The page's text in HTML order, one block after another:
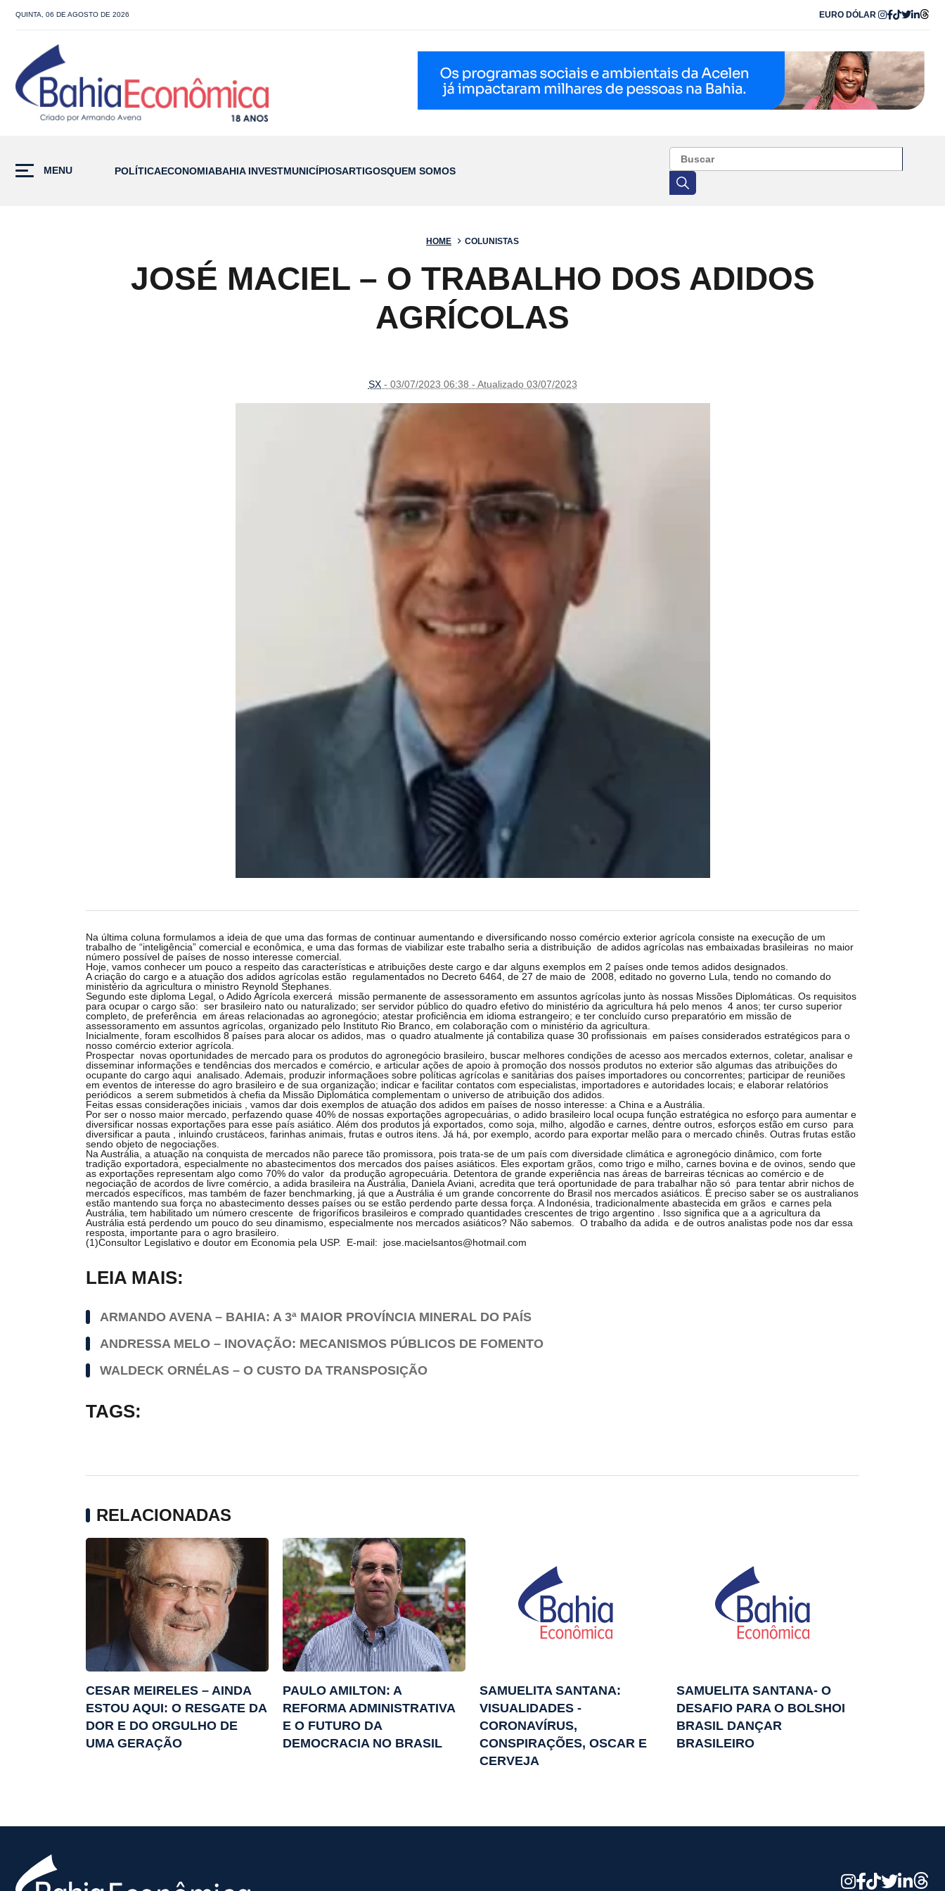
QUINTA, 06 DE AGOSTO DE 2026 EURO DÓLAR
MENU POLÍTICAECONOMIABAHIA INVESTMUNICÍPIOSARTIGOSQUEM SOMOS
HOME COLUNISTAS
JOSÉ MACIEL – O TRABALHO DOS ADIDOS
AGRÍCOLAS
SX- 03/07/2023 06:38 - Atualizado 03/07/2023
Na última coluna formulamos a ideia de que uma das formas de continuar aumentando e diversificando nosso comércio exterior agrícola consiste na execução de um
trabalho de “inteligência” comercial e econômica, e uma das formas de viabilizar este trabalho seria a distribuição de adidos agrícolas nas embaixadas brasileiras no maior
número possível de países de nosso interesse comercial.
Hoje, vamos conhecer um pouco a respeito das características e atribuições deste cargo e dar alguns exemplos em 2 países onde temos adidos designados.
A criação do cargo e a atuação dos adidos agrícolas estão regulamentados no Decreto 6464, de 27 de maio de 2008, editado no governo Lula, tendo no comando do
ministério da agricultura o ministro Reynold Stephanes.
Segundo este diploma Legal, o Adido Agrícola exercerá missão permanente de assessoramento em assuntos agrícolas junto às nossas Missões Diplomáticas. Os requisitos
para ocupar o cargo são: ser brasileiro nato ou naturalizado; ser servidor público do quadro efetivo do ministério da agricultura há pelo menos 4 anos; ter curso superior
completo, de preferência em áreas relacionadas ao agronegócio; atestar proficiência em idioma estrangeiro; e ter concluído curso preparatório em missão de
assessoramento em assuntos agrícolas, organizado pelo Instituto Rio Branco, em colaboração com o ministério da agricultura.
Inicialmente, foram escolhidos 8 países para alocar os adidos, mas o quadro atualmente já contabiliza quase 30 profissionais em países considerados estratégicos para o
nosso comércio exterior agrícola.
Prospectar novas oportunidades de mercado para os produtos do agronegócio brasileiro, buscar melhores condições de acesso aos mercados externos, coletar, analisar e
disseminar informações e tendências dos mercados e comércio, e articular ações de apoio à promoção dos nossos produtos no exterior são algumas das atribuições do
ocupante do cargo aqui analisado. Ademais, produzir informaçãoes sobre políticas agrícolas e sanitárias dos países importadores ou concorrentes; participar de reuniões
em eventos de interesse do agro brasileiro e de sua organização; indicar e facilitar contatos com especialistas, importadores e autoridades locais; e elaborar relatórios
periódicos a serem submetidos à chefia da Missão Diplomática complementam o universo de atribuição dos adidos.
Feitas essas considerações iniciais , vamos dar dois exemplos de atuação dos adidos em países de nosso interesse: a China e a Austrália.
Por ser o nosso maior mercado, perfazendo quase 40% de nossas exportações agropecuárias, o adido brasileiro local ocupa função estratégica no esforço para aumentar e
diversificar nossas exportações para esse país asiático. Além dos produtos já exportados, como soja, milho, algodão e carnes, dentre outros, esforços estão em curso para
diversificar a pauta , inluindo crustáceos, farinhas animais, frutas e outros itens. Já há, por exemplo, acordo para exportar melão para o mercado chinês. Outras frutas estão
sendo objeto de negociações.
Na Austrália, a atuação na conquista de mercados não parece tão promissora, pois trata-se de um país com diversidade climática e agronegócio dinâmico, com forte
tradição exportadora, especialmente no abastecimentos dos mercados dos países asiáticos. Eles exportam grãos, como trigo e milho, carnes bovina e de ovinos, sendo que
as exportações representam algo como 70% do valor da produção agropecuária. Detentora de grande experiência nas áreas de barreiras técnicas ao comércio e de
negociação de acordos de livre comércio, a adida brasileira na Austrália, Daniela Aviani, acredita que terá oportunidade de para trabalhar não só para tentar abrir nichos de
mercados específicos, mas também de fazer benchmarking, já que a Austrália é um grande concorrente do Brasil nos mercados asiáticos. É preciso saber se os australianos
estão mantendo sua força no abastecimento desses países ou se estão perdendo parte dessa força. A Indonésia, tradicionalmente abastecida em grãos e carnes pela
Austrália, tem habilitado um número crescente de frigoríficos brasileiros e comprado quantidades crescentes de trigo argentino . Isso significa que a a agricultura da
Austrália está perdendo um pouco do seu dinamismo, especialmente nos mercados asiáticos? Não sabemos. O trabalho da adida e de outros analistas pode nos dar essa
resposta, importante para o agro brasileiro.
(1)Consultor Legislativo e doutor em Economia pela USP. E-mail: jose.macielsantos@hotmail.com
LEIA MAIS:
ARMANDO AVENA – BAHIA: A 3ª MAIOR PROVÍNCIA MINERAL DO PAÍS
ANDRESSA MELO – INOVAÇÃO: MECANISMOS PÚBLICOS DE FOMENTO
WALDECK ORNÉLAS – O CUSTO DA TRANSPOSIÇÃO
TAGS:
RELACIONADAS
CESAR MEIRELES – AINDA
ESTOU AQUI: O RESGATE DA
DOR E DO ORGULHO DE
UMA GERAÇÃO
PAULO AMILTON: A
REFORMA ADMINISTRATIVA
E O FUTURO DA
DEMOCRACIA NO BRASIL
SAMUELITA SANTANA:
VISUALIDADES -
CORONAVÍRUS,
CONSPIRAÇÕES, OSCAR E
CERVEJA
SAMUELITA SANTANA- O
DESAFIO PARA O BOLSHOI
BRASIL DANÇAR
BRASILEIRO